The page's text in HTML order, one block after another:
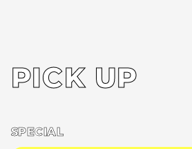
PICK UP
SPECIAL